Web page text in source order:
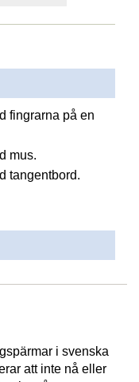
fingrarna på en
mus.
tangentbord.
i svenska
att inte nå eller